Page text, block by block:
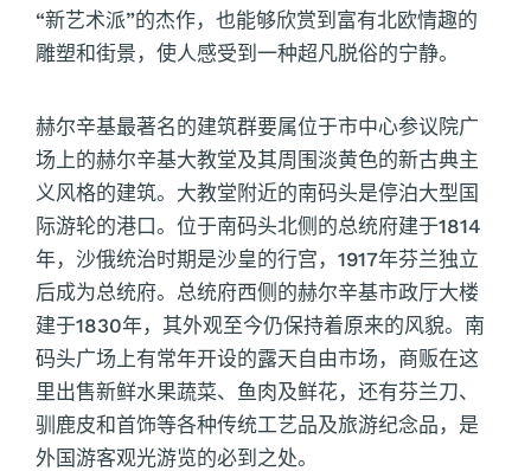
“新艺术派”的杰作，也能够欣赏到富有北欧情趣的
雕塑和街景，使人感受到一种超凡脱俗的宁静。
赫尔辛基最著名的建筑群要属位于市中心参议院广
场上的赫尔辛基大教堂及其周围淡黄色的新古典主
义风格的建筑。大教堂附近的南码头是停泊大型国
际游轮的港口。位于南码头北侧的总统府建于1814
年，沙俄统治时期是沙皇的行宫，1917年芬兰独立
后成为总统府。总统府西侧的赫尔辛基市政厅大楼
建于1830年，其外观至今仍保持着原来的风貌。南
码头广场上有常年开设的露天自由市场，商贩在这
里出售新鲜水果蔬菜、鱼肉及鲜花，还有芬兰刀、
驯鹿皮和首饰等各种传统工艺品及旅游纪念品，是
外国游客观光游览的必到之处。